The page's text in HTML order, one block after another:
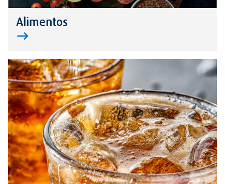
Alimentos